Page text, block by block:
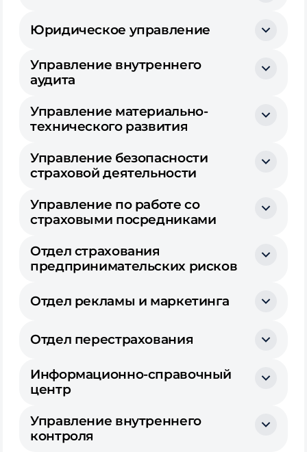
Юридическое управление
Управление внутреннего
аудита
Управление материально-
технического развития
Управление безопасности
страховой деятельности
Управление по работе со
страховыми посредниками
Отдел страхования
предпринимательских рисков
Отдел рекламы и маркетинга
Отдел перестрахования
Информационно-справочный
центр
Управление внутреннего
контроля